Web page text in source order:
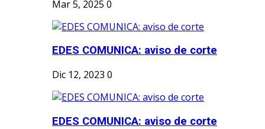
Mar 5, 2025 0
EDES COMUNICA: aviso de corte
Dic 12, 2023 0
EDES COMUNICA: aviso de corte